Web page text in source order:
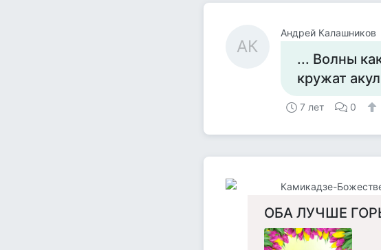
АК
Андрей Калашников
... Волны
кружат
7 лет 0
Камикадзе-
ОБА ЛУЧШЕ